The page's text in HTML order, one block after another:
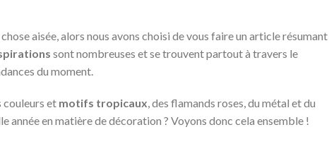
chose aisée, alors nous avons choisi de vous faire un article résumant
sont nombreuses et se trouvent partout à travers le
du moment.
couleurs et motifs tropicaux, des flamands roses, du métal et du
année en matière de décoration ? Voyons donc cela ensemble !